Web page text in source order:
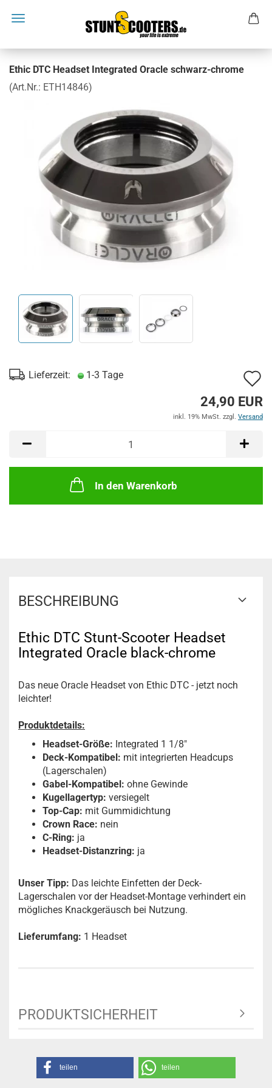
Ethic DTC Headset Integrated Oracle schwarz-chrome
(Art.Nr.: ETH14846)
Lieferzeit: 1-3 Tage
24,90 EUR
inkl. 19% MwSt. zzgl. Versand
In den Warenkorb
BESCHREIBUNG
Ethic DTC Stunt-Scooter Headset
Integrated Oracle black-chrome
Das neue Oracle Headset von Ethic DTC - jetzt noch
leichter!
Produktdetails:
Headset-Größe: Integrated 1 1/8"
Deck-Kompatibel: mit integrierten Headcups
(Lagerschalen)
Gabel-Kompatibel: ohne Gewinde
Kugellagertyp: versiegelt
Top-Cap: mit Gummidichtung
Crown Race: nein
C-Ring: ja
Headset-Distanzring: ja
Unser Tipp: Das leichte Einfetten der Deck-
Lagerschalen vor der Headset-Montage verhindert ein
mögliches Knackgeräusch bei Nutzung.
Lieferumfang: 1 Headset
PRODUKTSICHERHEIT
teilen teilen